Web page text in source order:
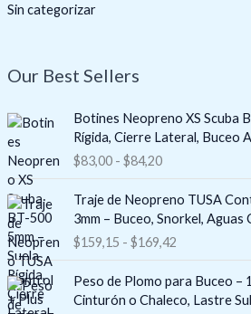
Sin categorizar
Our Best Sellers
Botines Neopreno XS Scuba
Rígida, Cierre Lateral, Buceo
$83,00 - $84,20g
d
e
p
r
e
c
Traje de Neopreno TUSA
3mm – Buceo, Snorkel, Aguas
$159,15 - $169,42g
d
e
Peso de Plomo para Buceo –
Cinturón o Chaleco, Lastre